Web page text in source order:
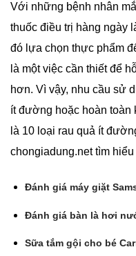
Với những bệnh nhân
thuốc điều trị hàng ngày
đó lựa chọn thực phẩm
là một việc cần thiết để
hơn. Vì vậy, nhu cầu sử
ít đường hoặc hoàn
là 10 loại rau quả ít
chongiadung.net tìm hiểu
Đánh giá máy giặt
Đánh giá bàn là hơi
Sữa tắm gội cho bé